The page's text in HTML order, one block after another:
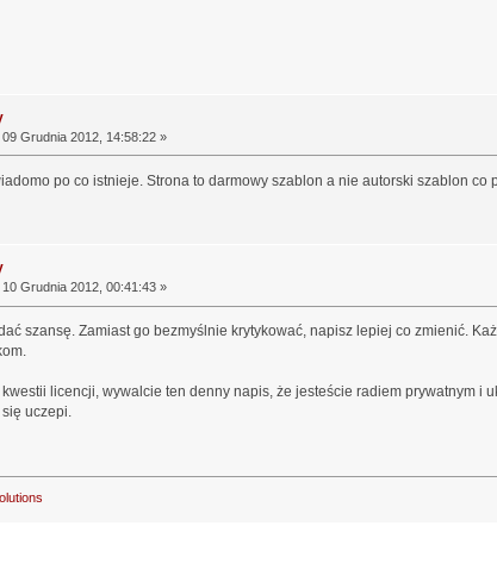
09 Grudnia 2012, 14:58:22 »
po co istnieje. Strona to darmowy szablon a nie autorski szablon co
10 Grudnia 2012, 00:41:43 »
szansę. Zamiast go bezmyślnie krytykować, napisz lepiej co zmienić.
licencji, wywalcie ten denny napis, że jesteście radiem prywatnym i
uczepi.